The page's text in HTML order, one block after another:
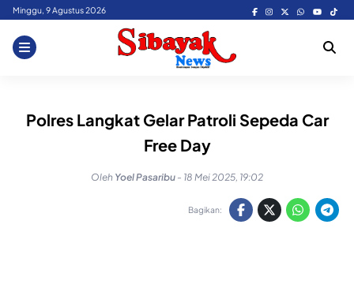
Skip
content
Minggu, 9 Agustus 2026
Polres Langkat Gelar Patroli Sepeda Car
Free Day
Oleh Yoel Pasaribu - 18 Mei 2025, 19:02
Bagikan: